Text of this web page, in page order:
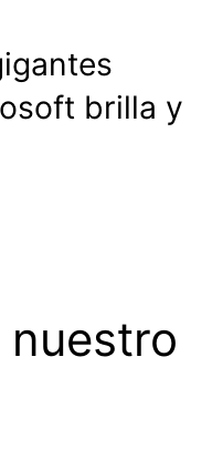
brilla y